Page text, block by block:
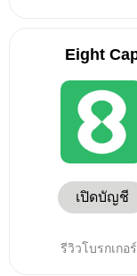
Eight
เปิดบัญชี
รีวิวโบรกเกอร์